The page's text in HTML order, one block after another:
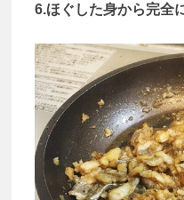
6.ほぐした身から完全